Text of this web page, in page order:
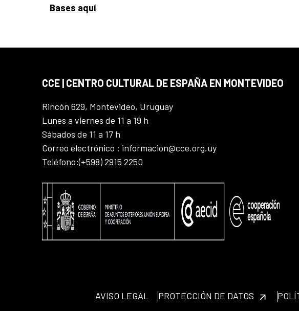
Bases aquí
CCE | CENTRO CULTURAL DE ESPAÑA EN MONTEVIDEO
Rincón 629, Montevideo, Uruguay
Lunes a viernes de 11 a 19 h
Sábados de 11 a 17 h
Correo electrónico : informacion@cce.org.uy
Teléfono:(+598) 2915 2250
AVISO LEGAL PROTECCIÓN DE DATOS